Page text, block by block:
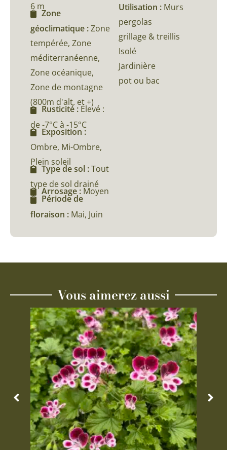
6 m
Zone
géoclimatique :Zone
tempérée, Zone
méditerranéenne,
Zone océanique,
Zone de montagne
(800m d'alt. et +)
Rusticité : Élevé :
de -7°C à -15°C
Exposition :
Ombre, Mi-Ombre,
Plein soleil
Type de sol :Tout
type de sol drainé
Arrosage : Moyen
Période de
floraison : Mai, Juin
Utilisation : Murs
pergolas
grillage & treillis
Isolé
Jardinière
pot ou bac
Vous aimerez aussi